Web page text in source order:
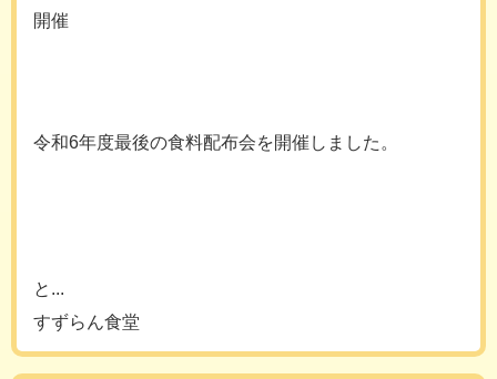
開催
令和6年度最後の食料配布会を開催しました。
と...
すずらん食堂